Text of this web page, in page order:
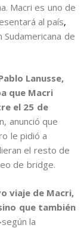
Macri es uno de
al país,
de
Lanusse,
que Macri
el 25 de
anunció que
le pidió a
el resto de
de bridge.
viaje de Macri,
que también
según la